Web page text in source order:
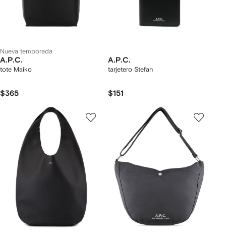
Nueva temporada
A.P.C.
tote Maiko
$365
A.P.C.
tarjetero Stefan
$151